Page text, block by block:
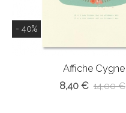
- 40%
Affiche Cygne
8,40 € 14,00 €